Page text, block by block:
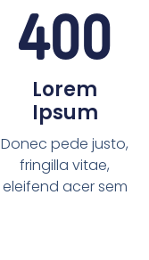
400
Lorem
Ipsum
Donec pede justo,
fringilla vitae,
eleifend acer sem